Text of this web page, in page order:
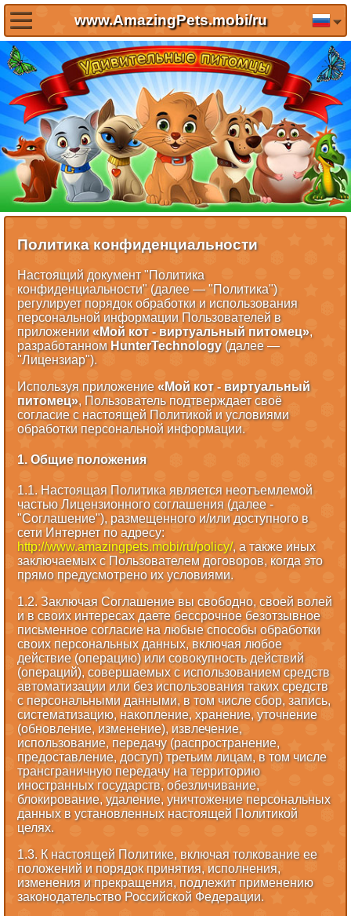
www.AmazingPets.mobi/ru
Политика конфиденциальности
Настоящий документ "Политика
конфиденциальности" (далее — "Политика")
регулирует порядок обработки и использования
персональной информации Пользователей в
приложении«Мой кот - виртуальный питомец»,
разработанном HunterTechnology(далее —
"Лицензиар").
Используя приложение«Мой кот - виртуальный
питомец», Пользователь подтверждает своё
согласие с настоящей Политикой и условиями
обработки персональной информации.
1. Общие положения
1.1. Настоящая Политика является неотъемлемой
частью Лицензионного соглашения (далее -
"Соглашение"), размещенного и/или доступного в
сети Интернет по адресу:
http://www.amazingpets.mobi/ru/policy/, а также иных
заключаемых с Пользователем договоров, когда это
прямо предусмотрено их условиями.
1.2. Заключая Соглашение вы свободно, своей волей
и в своих интересах даете бессрочное безотзывное
письменное согласие на любые способы обработки
своих персональных данных, включая любое
действие (операцию) или совокупность действий
(операций), совершаемых с использованием средств
автоматизации или без использования таких средств
с персональными данными, в том числе сбор, запись,
систематизацию, накопление, хранение, уточнение
(обновление, изменение), извлечение,
использование, передачу (распространение,
предоставление, доступ) третьим лицам, в том числе
трансграничную передачу на территорию
иностранных государств, обезличивание,
блокирование, удаление, уничтожение персональных
данных в установленных настоящей Политикой
целях.
1.3. К настоящей Политике, включая толкование ее
положений и порядок принятия, исполнения,
изменения и прекращения, подлежит применению
законодательство Российской Федерации.